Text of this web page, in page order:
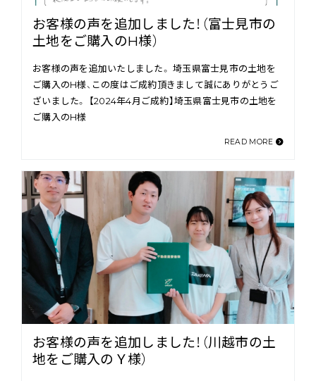
お客様の声を追加しました！（富士見市の
土地をご購入のH様）
お客様の声を追加いたしました。 埼玉県富士見市の土地を
ご購入のH様、この度はご成約頂きまして誠にありがとうご
ざいました。 【2024年4月ご成約】埼玉県富士見市の土地を
ご購入のH様
READ MORE
お客様の声を追加しました！（川越市の土
地をご購入のＹ様）